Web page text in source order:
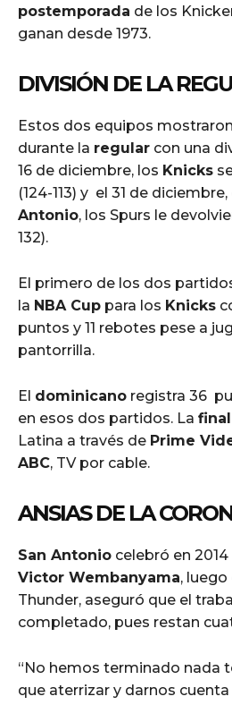
postemporada de los
ganan desde 1973.
DIVISIÓN DE LA
Estos dos equipos
durante la regular con una
16 de diciembre, los Knicks
(124-113) y el 31 de
Antonio, los Spurs le
132).
El primero de los dos
la NBA Cup para los Knicks
puntos y 11 rebotes pese a
pantorrilla.
El dominicano registra 36
en esos dos partidos. La final
Latina a través de Prime
ABC, TV por cable.
ANSIAS DE LA
San Antonio celebró en
Victor Wembanyama,
Thunder, aseguró que el
completado, pues restan
“No hemos terminado nada
que aterrizar y darnos